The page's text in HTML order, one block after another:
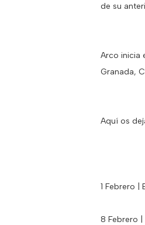
de su
Arco inicia
Granada,
Aquí os
1 Febrero |
8 Febrero